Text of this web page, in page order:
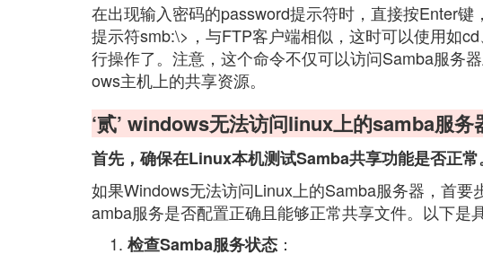
在出现输入密码的password提示符时，直接按Enter
提示符smb:\>，与FTP客户端相似，这时可以使用如
行操作了。注意，这个命令不仅可以访问Samba服务
ows主机上的共享资源。
‘贰’ windows无法访问linux上的samba服务
首先，确保在Linux本机测试Samba共享功能是否正常
如果Windows无法访问Linux上的Samba服务器，首
amba服务是否配置正确且能够正常共享文件。以下是
检查Samba服务状态 ：